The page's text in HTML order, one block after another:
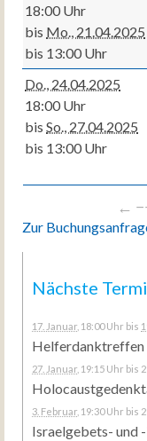
18:00 Uhr
bis Mo., 21.04.2025
bis 13:00 Uhr
Do., 24.04.2025
18:00 Uhr
bis So., 27.04.2025
bis 13:00 Uhr
←
Zur
Nächste
17. Januar , 18:00 Uhr bis
Helferdanktreffen
27. Januar , 19:15 Uhr bis
3. Februar , 19:30 Uhr bis
Israelgebets- und